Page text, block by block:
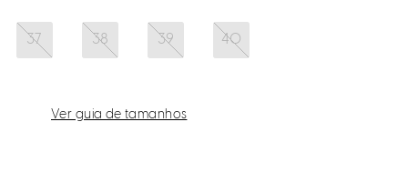
37 38 39 40
Ver guia de tamanhos